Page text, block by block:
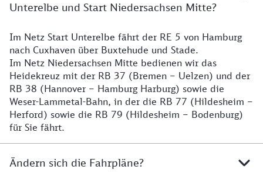
Unterelbe und Start Niedersachsen Mitte?
Details
Im Netz Start Unterelbe fährt der RE 5 von Hamburg
nach Cuxhaven über Buxtehude und Stade.
Im Netz Niedersachsen Mitte bedienen wir das
Heidekreuz mit der RB 37 (Bremen – Uelzen) und der
RB 38 (Hannover – Hamburg Harburg) sowie die
Weser-Lammetal-Bahn, in der die RB 77 (Hildesheim –
Herford) sowie die RB 79 (Hildesheim – Bodenburg)
für Sie fährt.
Ändern sich die Fahrpläne?